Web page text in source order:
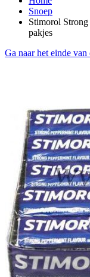
Snoep
Stimorol
pakjes
Ga naar het einde